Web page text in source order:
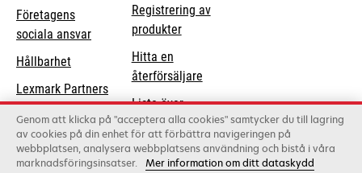
Företagens
sociala ansvaropens
new
Hållbarhet
Lexmark Partners
Registrering av
produkter
Hitta en
återförsäljare
Lista över
grossister
Lexmark International, Inc., ett Xerox-företag
Genom att klicka på "acceptera alla cookies" samtycker du till lagring
av cookies på din enhet för att förbättra navigeringen på
webbplatsen, analysera webbplatsens användning och bistå i våra
marknadsföringsinsatser. Mer information om ditt dataskydd